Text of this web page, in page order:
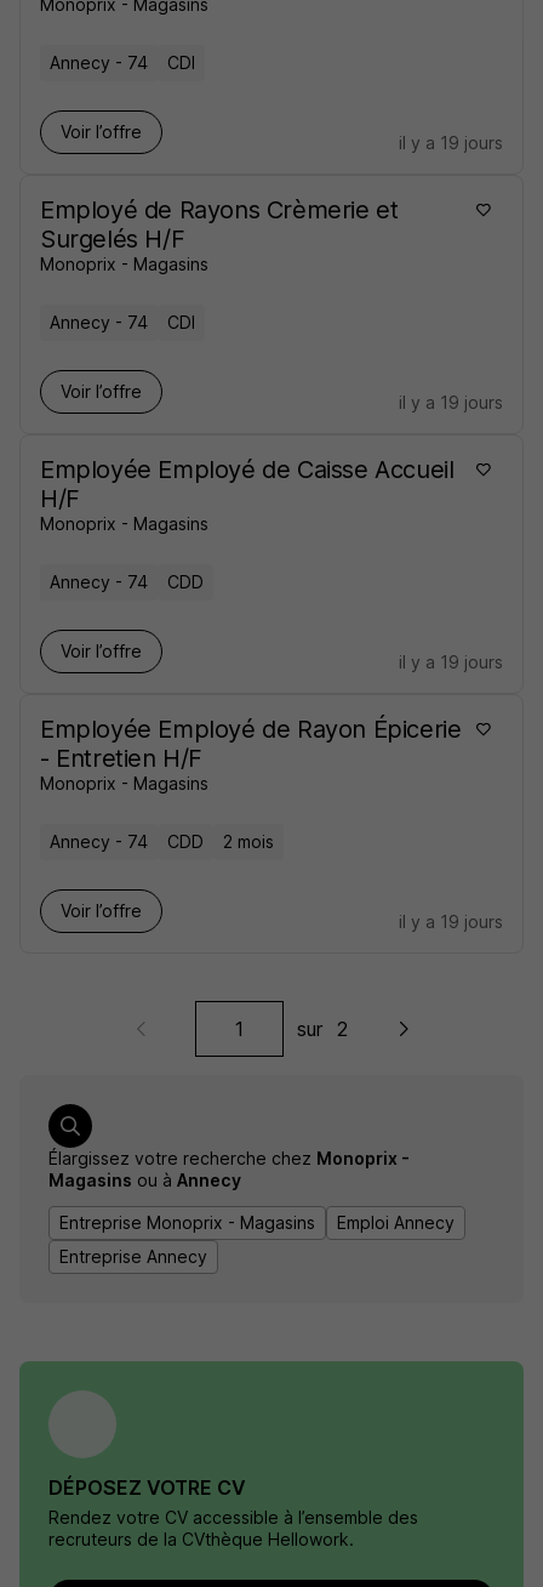
Monoprix - Magasins
Annecy - 74 CDI
Voir l’offre
il y a 19 jours
Employé de Rayons Crèmerie et
Surgelés H/F
Monoprix - Magasins
Annecy - 74 CDI
Voir l’offre
il y a 19 jours
Employée Employé de Caisse Accueil
H/F
Monoprix - Magasins
Annecy - 74 CDD
Voir l’offre
il y a 19 jours
Employée Employé de Rayon Épicerie
- Entretien H/F
Monoprix - Magasins
Annecy - 74 CDD 2 mois
Voir l’offre
il y a 19 jours
sur 2
Élargissez votre recherche chez Monoprix -
Magasins ou à Annecy
Entreprise Monoprix - Magasins
Emploi Annecy
Entreprise Annecy
DÉPOSEZ VOTRE CV
Rendez votre CV accessible à l’ensemble des
recruteurs de la CVthèque Hellowork.